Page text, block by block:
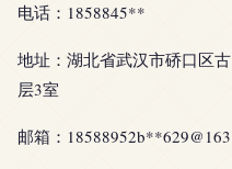
电话：1858845**
地址：湖北省武汉市硚口区
层3室
邮箱：18588952b**